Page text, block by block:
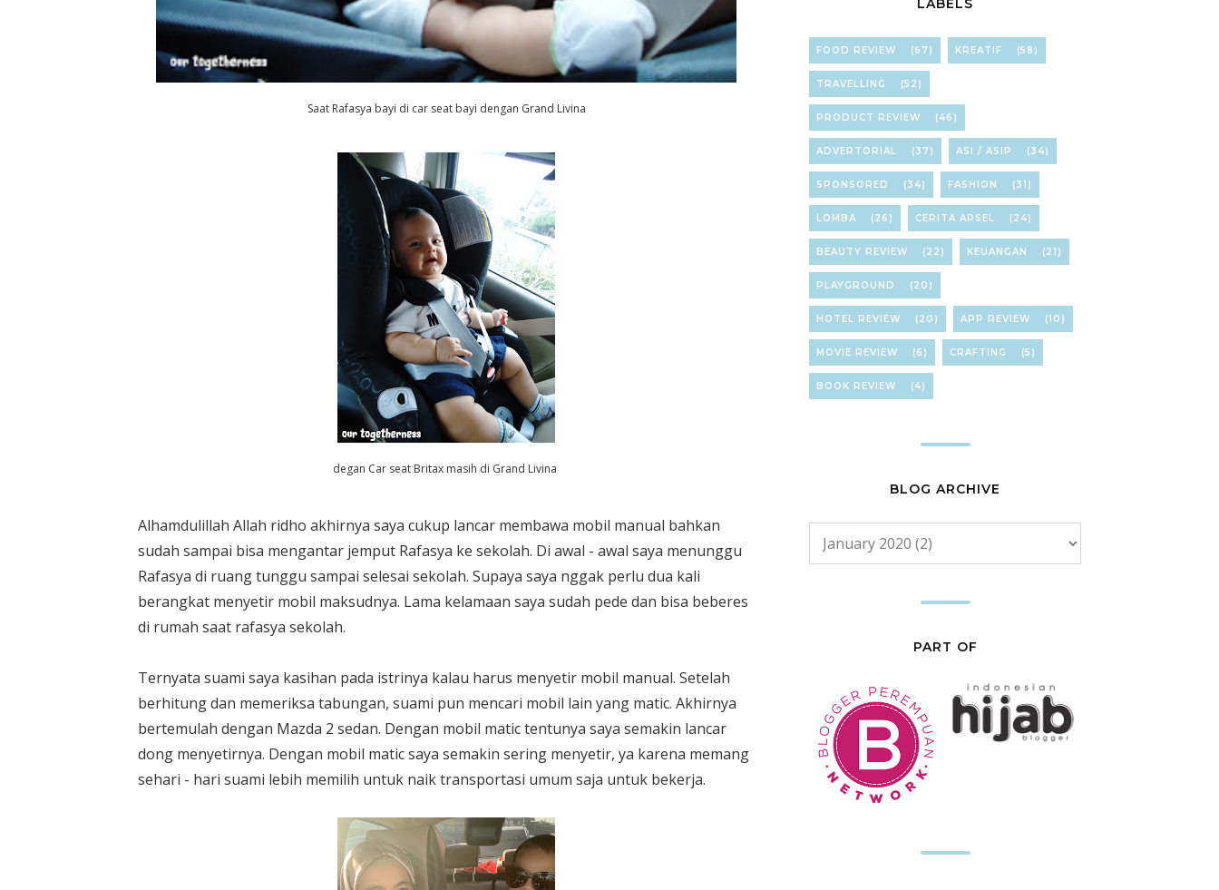
Saat Rafasya bayi di car seat bayi dengan Grand Livina
degan Car seat Britax masih di Grand Livina
Alhamdulillah Allah ridho akhirnya saya cukup lancar membawa mobil manual bahkan
sudah sampai bisa mengantar jemput Rafasya ke sekolah. Di awal - awal saya menunggu
Rafasya di ruang tunggu sampai selesai sekolah. Supaya saya nggak perlu dua kali
berangkat menyetir mobil maksudnya. Lama kelamaan saya sudah pede dan bisa beberes
di rumah saat rafasya sekolah.
Ternyata suami saya kasihan pada istrinya kalau harus menyetir mobil manual. Setelah
berhitung dan memeriksa tabungan, suami pun mencari mobil lain yang matic. Akhirnya
bertemulah dengan Mazda 2 sedan. Dengan mobil matic tentunya saya semakin lancar
dong menyetirnya. Dengan mobil matic saya semakin sering menyetir, ya karena memang
sehari - hari suami lebih memilih untuk naik transportasi umum saja untuk bekerja.
LABELS
FOOD REVIEW (67) KREATIF (58)
TRAVELLING (52)
PRODUCT REVIEW (46)
ADVERTORIAL (37) ASI / ASIP (34)
SPONSORED (34) FASHION (31)
LOMBA (26) CERITA ARSEL (24)
BEAUTY REVIEW (22) KEUANGAN (21)
PLAYGROUND (20)
HOTEL REVIEW (20) APP REVIEW (10)
MOVIE REVIEW (6) CRAFTING (5)
BOOK REVIEW (4)
BLOG ARCHIVE
PART OF